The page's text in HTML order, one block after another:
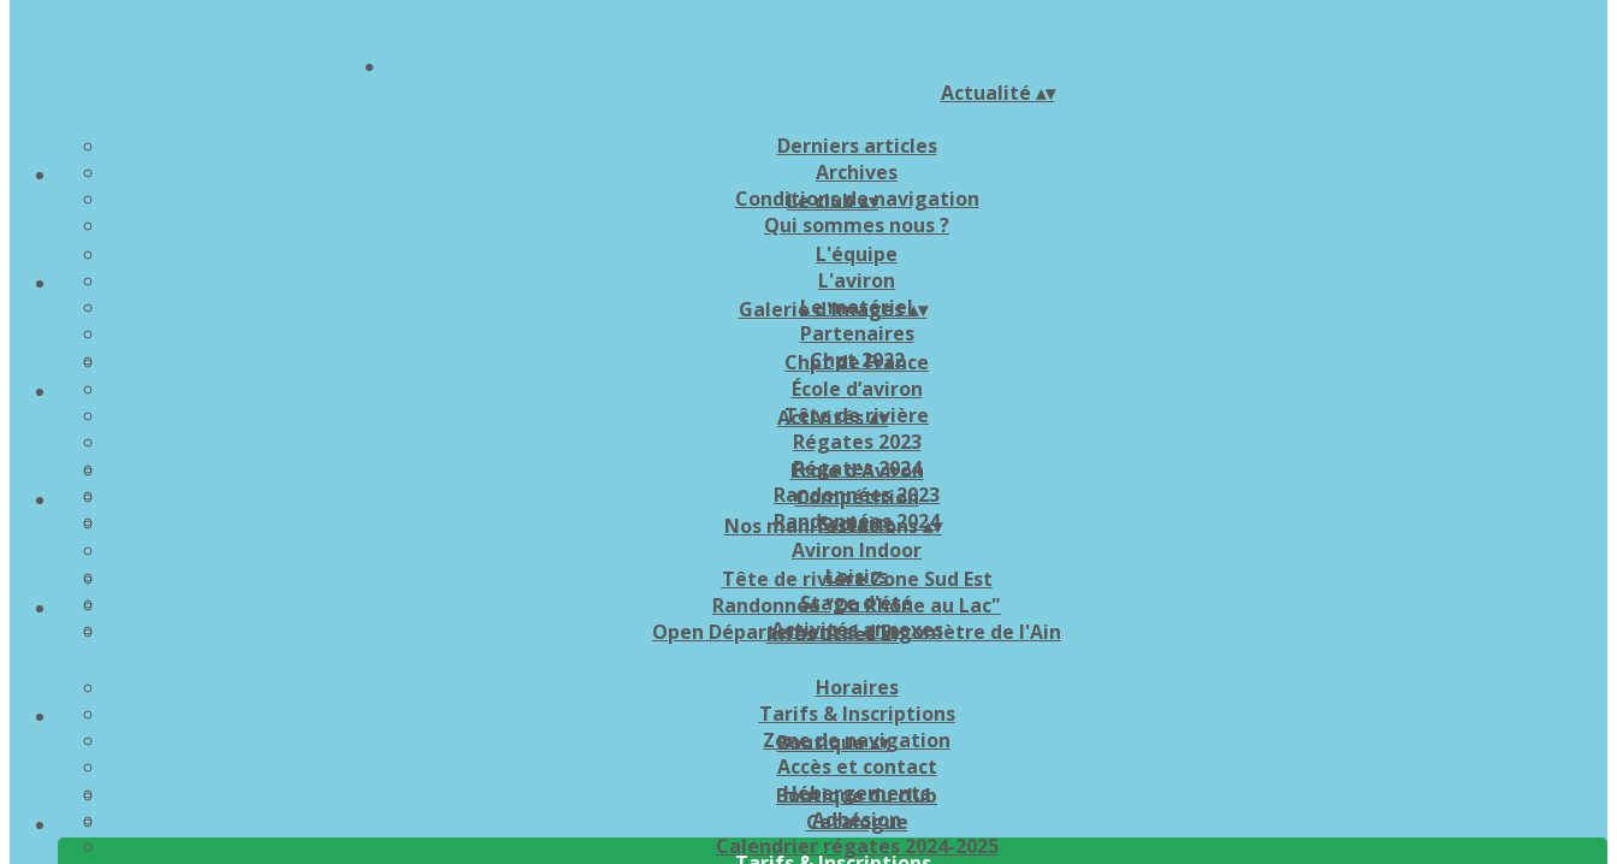
Actualité ▴▾
Derniers articles
Archives
Conditions de navigation
Qui sommes nous ?
Le club▴▾
L'équipe
L'aviron
Le matériel
Partenaires
Chpt 2022
Galerie d'images▴▾
Chpt de France
École d’aviron
Tête de rivière
Régates 2023
Régates 2024
Randonnées 2023
Randonnées 2024
Activités▴▾
Ecole d'Aviron
Compétition
Scolaire
Aviron Indoor
Loisirs
Stage d'été
Activités annexes
Nos manifestations▴▾
Tête de rivière Zone Sud Est
Randonnée "Du Rhône au Lac"
Open Départemental d'Ergomètre de l'Ain
Infos utiles▴▾
Horaires
Tarifs & Inscriptions
Zone de navigation
Accès et contact
Hébergements
Adhésion
Calendrier régates 2024-2025
Boutique▴▾
Boutique du club
Catalogue